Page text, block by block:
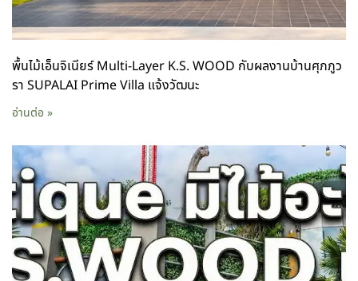
พื้นไม้เอ็นจิเนียร์ Multi-Layer K.S. WOOD กับผลงานบ้านศุภภูว
รา SUPALAI Prime Villa แจ้งวัฒนะ
อ่านต่อ »